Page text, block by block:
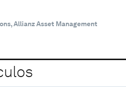
Allianz Asset Management